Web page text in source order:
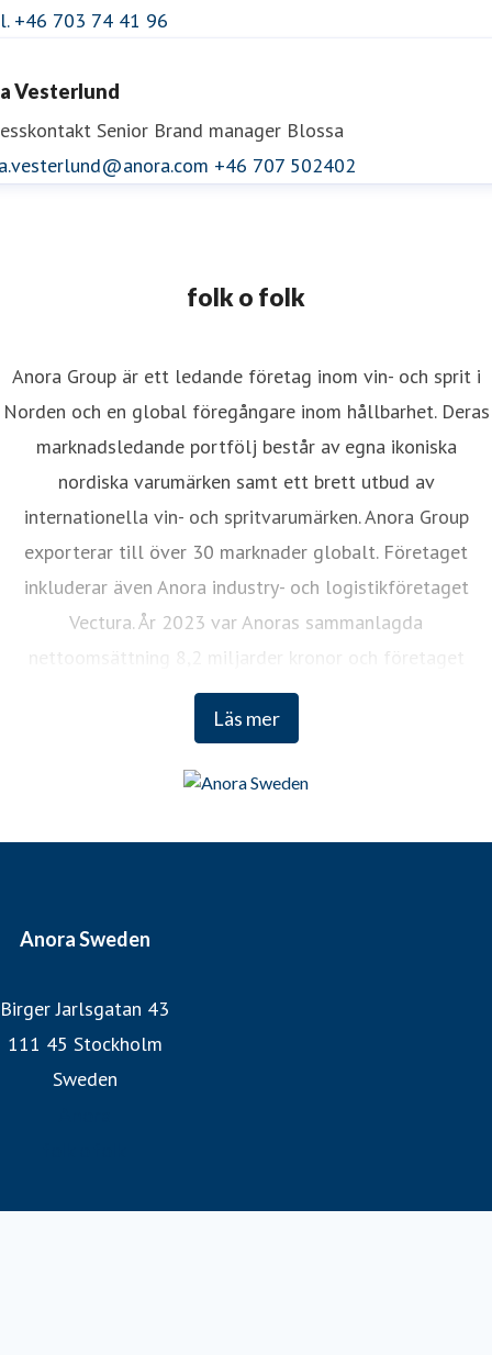
+46 703 74 41 96
Vesterlund
Senior Brand manager Blossa
+46 707 502402
folk o folk
Läs mer
Anora Group är ett ledande företag inom vin- och sprit i
Norden och en global föregångare inom hållbarhet. Deras
marknadsledande portfölj består av egna ikoniska
nordiska varumärken samt ett brett utbud av
internationella vin- och spritvarumärken. Anora Group
exporterar till över 30 marknader globalt. Företaget
inkluderar även Anora industry- och logistikföretaget
Vectura. År 2023 var Anoras sammanlagda
nettoomsättning 8,2 miljarder kronor och företaget
sysselsätter cirka 1 200 anställda. Anora Groups aktier är
noterade på Nasdaq Helsinki och Euronext Oslo.
www.anora.com
Anora Sweden
Birger Jarlsgatan 43
111 45 Stockholm
Sweden